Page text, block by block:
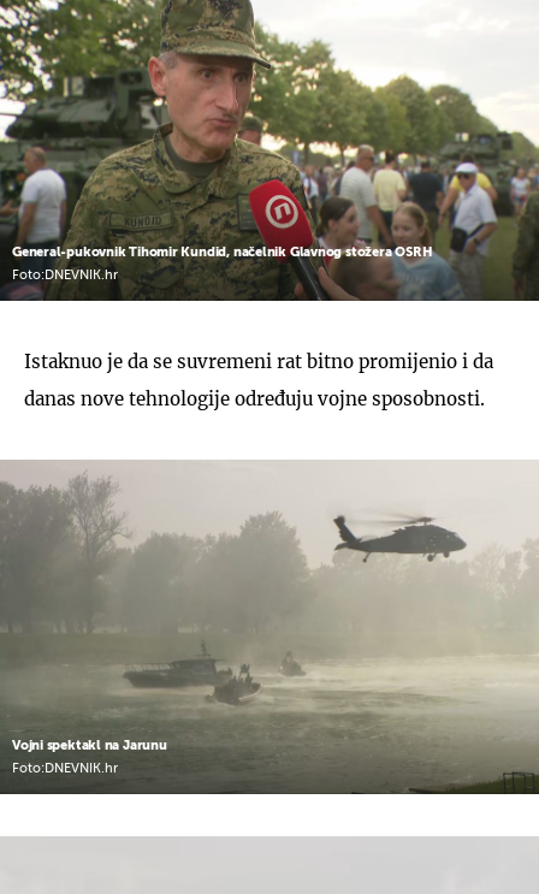
General-pukovnik Tihomir Kundid, načelnik Glavnog stožera OSRH
Foto:DNEVNIK.hr
Istaknuo je da se suvremeni rat bitno promijenio i da
danas nove tehnologije određuju vojne sposobnosti.
Vojni spektakl na Jarunu
Foto:DNEVNIK.hr